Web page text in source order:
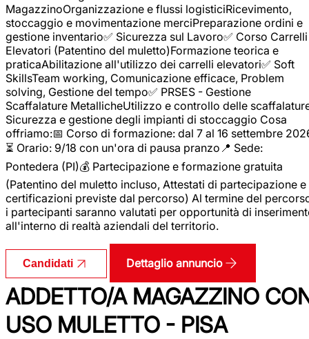
MagazzinoOrganizzazione e flussi logisticiRicevimento,
stoccaggio e movimentazione merciPreparazione ordini e
gestione inventario✅ Sicurezza sul Lavoro✅ Corso Carrelli
Elevatori (Patentino del muletto)Formazione teorica e
praticaAbilitazione all'utilizzo dei carrelli elevatori✅ Soft
SkillsTeam working, Comunicazione efficace, Problem
solving, Gestione del tempo✅ PRSES - Gestione
Scaffalature MetallicheUtilizzo e controllo delle
Sicurezza e gestione degli impianti di stoccaggio Cosa
offriamo:📅 Corso di formazione: dal 7 al 16 settembre
⏳ Orario: 9/18 con un'ora di pausa pranzo📍 Sede:
Pontedera (PI)💰 Partecipazione e formazione gratuita
(Patentino del muletto incluso, Attestati di partecipazione e
certificazioni previste dal percorso) Al termine del
i partecipanti saranno valutati per opportunità di
all'interno di realtà aziendali del territorio.
Candidati Dettaglio annuncio
ADDETTO/A MAGAZZINO
USO MULETTO - PISA